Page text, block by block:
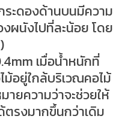
ะดองด้านบนมีความ
ผนังไปที่ละน้อย โดย
เมื่อน้ำหนักที่
ม้อยู่ใกล้บริเวณคอไม้
ายความว่าจะช่วยให้
รงมากขึ้นกว่าเดิม